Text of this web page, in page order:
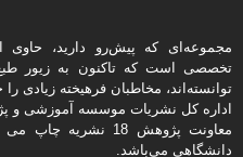
مجموعه‌ای که پیش‌رو دارید،‌
تخصصی است که تاکنون به زیور
توانسته‌اند، مخاطبان فرهیخته‌ زیادی
اداره كل نشریات موسسه آموزشی و
معاونت پژوهش 18
دانشگاهی می‌باشد.